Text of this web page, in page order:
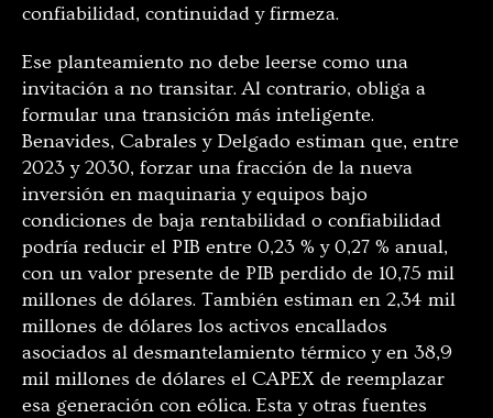
confiabilidad, continuidad y firmeza.
Ese planteamiento no debe leerse como una
invitación a no transitar. Al contrario, obliga a
formular una transición más inteligente.
Benavides, Cabrales y Delgado estiman que, entre
2023 y 2030, forzar una fracción de la nueva
inversión en maquinaria y equipos bajo
condiciones de baja rentabilidad o confiabilidad
podría reducir el PIB entre 0,23 % y 0,27 % anual,
con un valor presente de PIB perdido de 10,75 mil
millones de dólares. También estiman en 2,34 mil
millones de dólares los activos encallados
asociados al desmantelamiento térmico y en 38,9
mil millones de dólares el CAPEX de reemplazar
esa generación con eólica. Esta y otras fuentes